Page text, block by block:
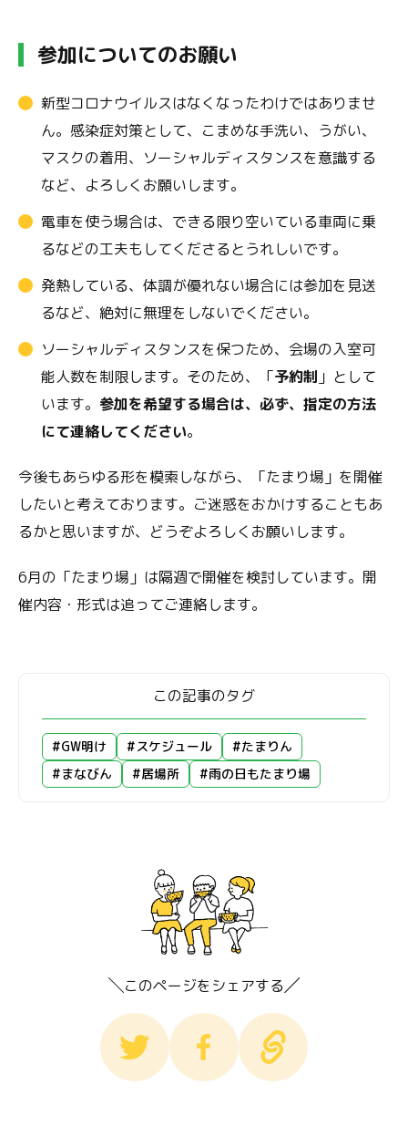
参加についてのお願い
新型コロナウイルスはなくなったわけではありませ
ん。感染症対策として、こまめな手洗い、うがい、
マスクの着用、ソーシャルディスタンスを意識する
など、よろしくお願いします。
電車を使う場合は、できる限り空いている車両に乗
るなどの工夫もしてくださるとうれしいです。
発熱している、体調が優れない場合には参加を見送
るなど、絶対に無理をしないでください。
ソーシャルディスタンスを保つため、会場の入室可
能人数を制限します。そのため、「予約制 」として
います。 参加を希望する場合は、必ず、指定の方法
にて連絡してください。
今後もあらゆる形を模索しながら、「たまり場」を開催
したいと考えております。ご迷惑をおかけすることもあ
るかと思いますが、どうぞよろしくお願いします。
6月の「たまり場」は隔週で開催を検討しています。開
催内容・形式は追ってご連絡します。
この記事のタグ
#GW明け #スケジュール
#たまりん
#まなびん
#居場所 #雨の日もたまり場
このページをシェアする